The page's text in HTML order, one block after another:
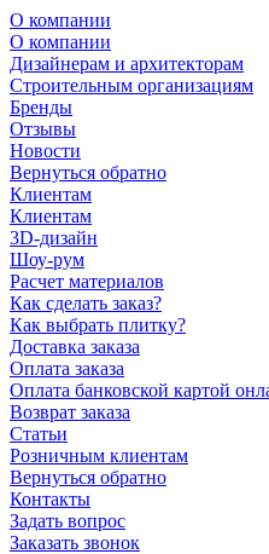
О компании
О компании
Дизайнерам и архитекторам
Строительным организациям
Бренды
Отзывы
Новости
Вернуться обратно
Клиентам
Клиентам
3D-дизайн
Шоу-рум
Расчет материалов
Как сделать заказ?
Как выбрать плитку?
Доставка заказа
Оплата заказа
Оплата банковской картой
Возврат заказа
Статьи
Розничным клиентам
Вернуться обратно
Контакты
Задать вопрос
Заказать звонок